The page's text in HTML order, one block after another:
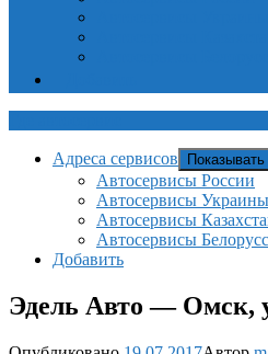
Адреса сервисов
Автосервисы России
Автосервисы Украины
Автосервисы
Автосервисы
Добавить
Эдель Авто — Омск,